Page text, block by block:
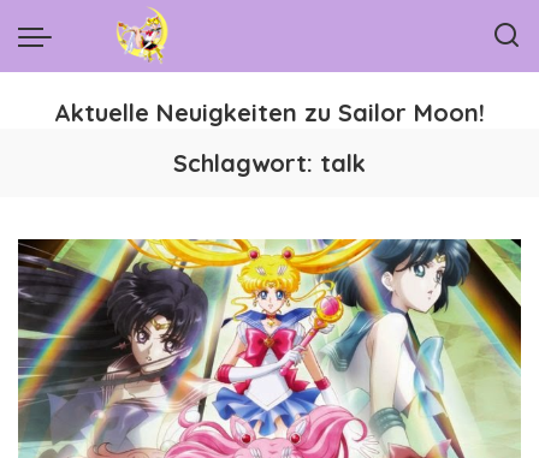
Aktuelle Neuigkeiten zu Sailor Moon!
Schlagwort: talk